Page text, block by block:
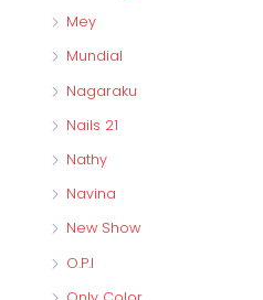
Mey
Mundial
Nagaraku
Nails 21
Nathy
Navina
New Show
O.P.I